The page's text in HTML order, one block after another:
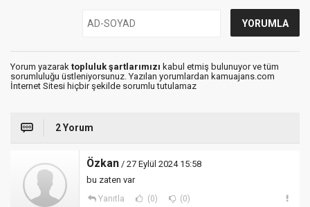
Yorum yazarak topluluk şartlarımızı kabul etmiş bulunuyor ve tüm
sorumluluğu üstleniyorsunuz. Yazılan yorumlardan kamuajans.com
İnternet Sitesi hiçbir şekilde sorumlu tutulamaz
2 Yorum
Özkan / 27 Eylül 2024 15:58
bu zaten var
Yanıtla (0) (0)